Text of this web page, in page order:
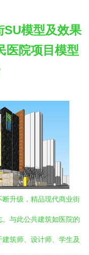
SU模型及效果
医院项目模型
升级，精品现代商业街
与此公共建筑如医院的
筑师、设计师、学生及